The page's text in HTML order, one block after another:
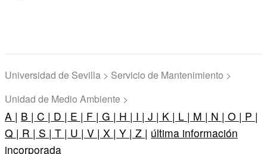
Universidad de Sevilla > Servicio de Mantenimiento >
Unidad de Medio Ambiente >
A | B | C | D | E | F | G | H | I | J | K | L | M | N | O | P |
Q | R | S | T | U | V | X | Y | Z | última información
incorporada